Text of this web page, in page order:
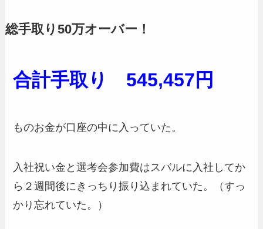
総手取り50万オーバー！
合計手取り 545,457円
ものお金が口座の中に入っていた。
入社祝い金と選考会参加費はスバルに入社してか
ら２週間後にきっちり振り込まれていた。（すっ
かり忘れていた。）